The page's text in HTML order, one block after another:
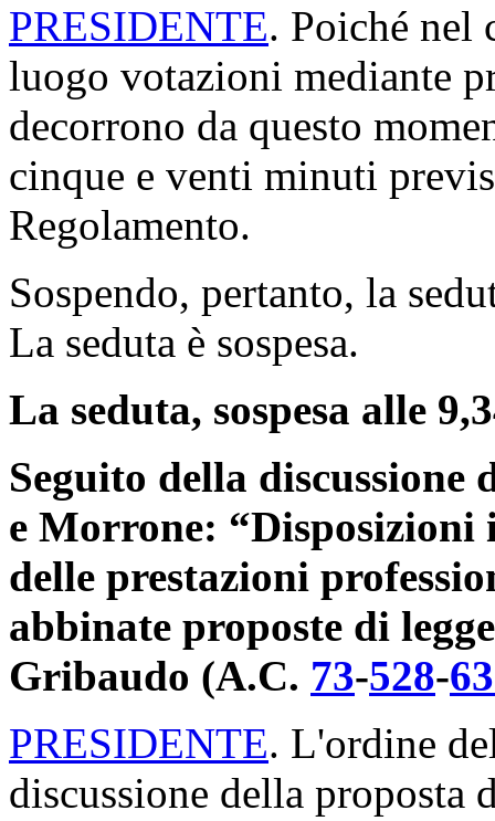
PRESIDENTE. Poiché nel
luogo votazioni mediante
decorrono da questo
cinque e venti minuti
Regolamento.
Sospendo, pertanto, la
La seduta è sospesa.
La seduta, sospesa alle
Seguito della
e Morrone: “Disposizioni
delle prestazioni
abbinate proposte di
Gribaudo (A.C. 73​-528​-
PRESIDENTE. L'ordine
discussione della